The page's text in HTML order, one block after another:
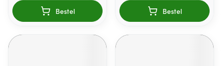
Bestel Bestel